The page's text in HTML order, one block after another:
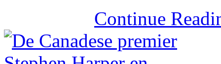
Continue